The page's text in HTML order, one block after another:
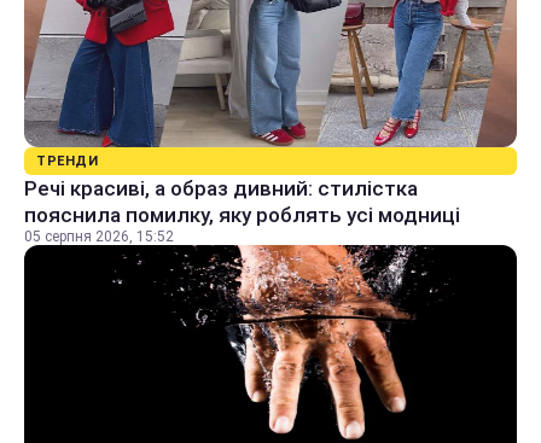
ТРЕНДИ
Речі красиві, а образ дивний: стилістка
пояснила помилку, яку роблять усі модниці
05 серпня 2026, 15:52